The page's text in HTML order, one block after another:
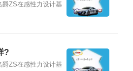
ZS在感性力设计基
?
爵ZS在感性力设计基